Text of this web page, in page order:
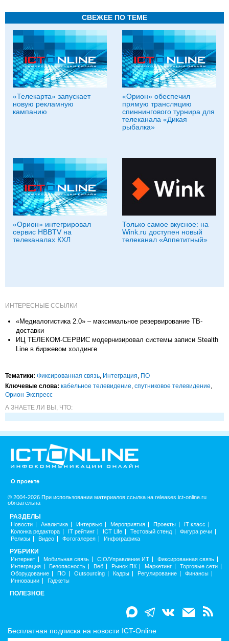
СВЕЖЕЕ ПО ТЕМЕ
«Телекарта» запускает
новую рекламную
кампанию
«Орион» обеспечил
прямую трансляцию
спиннингового турнира для
телеканала «Дикая
рыбалка»
«Орион» интегрировал
сервис HBBTV на
телеканалах КХЛ
Только самое вкусное: на
Wink.ru доступен новый
телеканал «Аппетитный»
ИНТЕРЕСНЫЕ ССЫЛКИ
«Медиалогистика 2.0» – максимальное резервирование ТВ-
доставки
ИЦ ТЕЛЕКОМ-СЕРВИС модернизировал системы записи Stealth
Line в биржевом холдинге
Тематики: Фиксированная связь, Интеграция, ПО
Ключевые слова: кабельное телевидение, спутниковое телевидение,
Орион Экспресс
А ЗНАЕТЕ ЛИ ВЫ, ЧТО:
О проекте
© 2004-2026 При использовании материалов ссылка на releases.ict-online.ru
обязательна
РАЗДЕЛЫ
Новости Аналитика Интервью Мероприятия Проекты
IT класс
Колонка редактора
IT рейтинг ICT Life Тестовый стенд
Фигура речи
Релизы
Видео Фотогалерея Инфографика
РУБРИКИ
Интернет Мобильная связь CIO/Управление ИТ
Фиксированная связь
Интеграция
Безопасность Веб Рынок ПК Маркетинг
Торговые сети
Оборудование
ПО Outsourcing Кадры Регулирование
Финансы
Инновации
Гаджеты
ПОЛЕЗНОЕ
Бесплатная подписка на новости ICT-Online